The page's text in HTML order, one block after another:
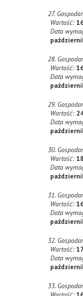
27.
Wartość:
Data
28.
Wartość:
Data
29.
Wartość:
Data
30.
Wartość:
Data
31.
Wartość:
Data
32.
Wartość:
Data
33.